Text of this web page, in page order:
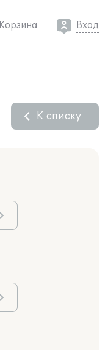
Корзина Вход
К списку